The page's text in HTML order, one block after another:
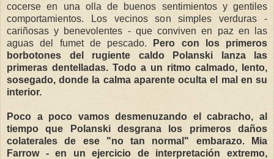
cocerse en una olla de buenos sentimientos y gentiles
comportamientos. Los vecinos son simples verduras -
cariñosas y benevolentes - que conviven en paz en las
aguas del fumet de pescado. Pero con los primeros
borbotones del rugiente caldo Polanski lanza las
primeras dentelladas. Todo a un ritmo calmado, lento,
sosegado, donde la calma aparente oculta el mal en su
interior.
Poco a poco vamos desmenuzando el cabracho, al
tiempo que Polanski desgrana los primeros daños
colaterales de ese "no tan normal" embarazo. Mia
Farrow - en un ejercicio de interpretación extremo,